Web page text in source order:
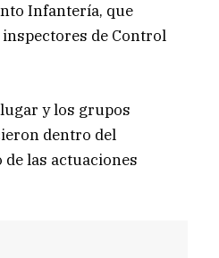
Infantería, que
de Control
y los grupos
dentro del
las actuaciones